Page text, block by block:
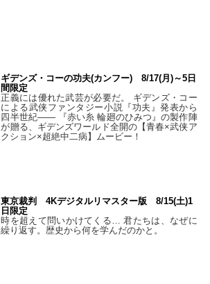
ギデンズ・コーの功夫(カンフー) 8/17(月)～5日
間限定
正義には優れた武芸が必要だ。 ギデンズ・コー
による武侠ファンタジー小説『功夫』発表から
四半世紀―― 『赤い糸 輪廻のひみつ』の製作陣
が贈る、ギデンズワールド全開の【青春×武侠ア
クション×超絶中二病】ムービー！
東京裁判 4Kデジタルリマスター版 8/15(土)1
日限定
時を超えて問いかけてくる… 君たちは、なぜに
繰り返す。歴史から何を学んだのかと。